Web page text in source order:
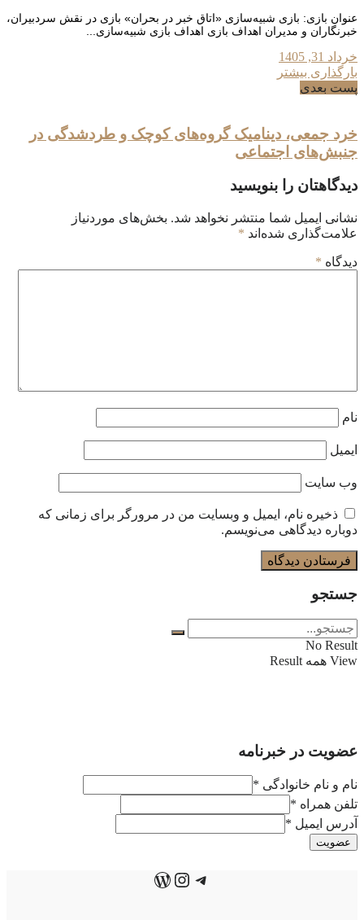
عنوان بازی: بازی شبیه‌سازی «اتاق خبر در بحران» بازی در نقش سردبیران،
خبرنگاران و مدیران اهداف بازی اهداف بازی شبیه‌سازی...
خرداد 31, 1405
بارگذاری بیشتر
پست بعدی
خرد جمعی، دینامیک گروه‌های کوچک و طردشدگی در
جنبش‌های اجتماعی
دیدگاهتان را بنویسید
نشانی ایمیل شما منتشر نخواهد شد. بخش‌های موردنیاز
علامت‌گذاری شده‌اند *
دیدگاه *
نام
ایمیل
وب‌ سایت
ذخیره نام، ایمیل و وبسایت من در مرورگر برای زمانی که
دوباره دیدگاهی می‌نویسم.
جستجو
No Result
View همه Result
عضویت در خبرنامه
نام و نام خانوادگی *
تلفن همراه *
آدرس ایمیل *
عضویت
تلگرام
اینستاگرم
وردپرس